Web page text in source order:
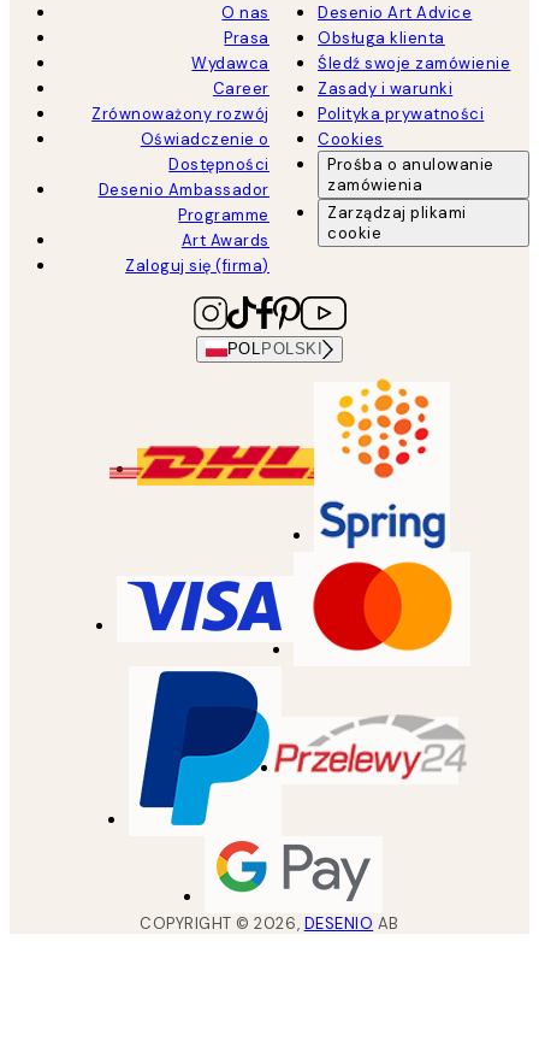
O nas
Prasa
Wydawca
Career
Zrównoważony rozwój
Oświadczenie o
Dostępności
Desenio Ambassador
Programme
Art Awards
Zaloguj się (firma)
Desenio Art Advice
Obsługa klienta
Śledź swoje zamówienie
Zasady i warunki
Polityka prywatności
Cookies
Prośba o anulowanie
zamówienia
Zarządzaj plikami
cookie
POL POLSKI
COPYRIGHT ©2026, DESENIO AB